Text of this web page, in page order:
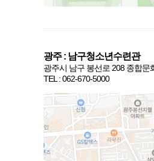
광주: 남구청소년수련관
광주시 남구 봉선로 208종합문
TEL : 062-670-5000